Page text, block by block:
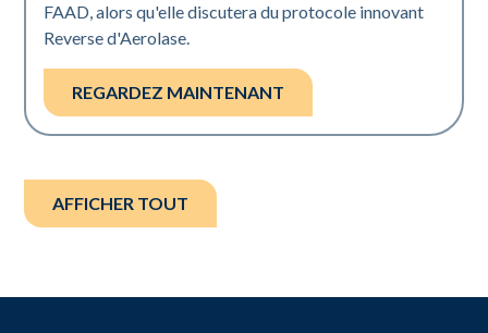
FAAD, alors qu'elle discutera du protocole innovant
Reverse d'Aerolase.
REGARDEZ MAINTENANT
AFFICHER TOUT